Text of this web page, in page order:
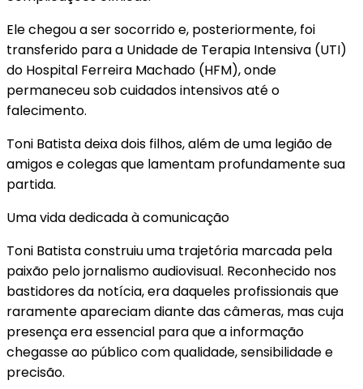
Ele chegou a ser socorrido e, posteriormente, foi
transferido para a Unidade de Terapia Intensiva (UTI)
do Hospital Ferreira Machado (HFM), onde
permaneceu sob cuidados intensivos até o
falecimento.
Toni Batista deixa dois filhos, além de uma legião de
amigos e colegas que lamentam profundamente sua
partida.
Uma vida dedicada à comunicação
Toni Batista construiu uma trajetória marcada pela
paixão pelo jornalismo audiovisual. Reconhecido nos
bastidores da notícia, era daqueles profissionais que
raramente apareciam diante das câmeras, mas cuja
presença era essencial para que a informação
chegasse ao público com qualidade, sensibilidade e
precisão.